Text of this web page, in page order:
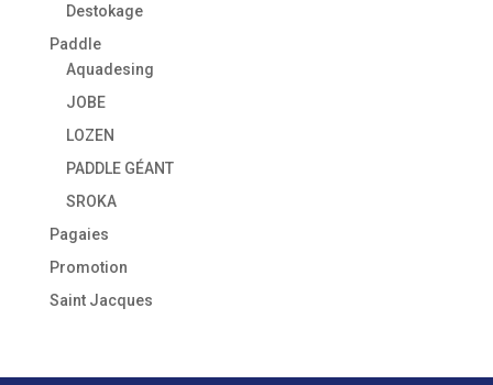
Destokage
Paddle
Aquadesing
JOBE
LOZEN
PADDLE GÉANT
SROKA
Pagaies
Promotion
Saint Jacques